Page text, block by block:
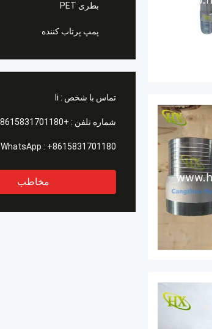
بطری PET
پمپ پرتاب کننده
تماس با شخص : li
شماره تلفن : +8615831701180
WhatsApp : +8615831701180
مخاطب